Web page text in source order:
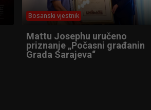
Bosanski vjestnik
Mattu Josephu uručeno
priznanje „Počasni građanin
Grada Sarajeva“